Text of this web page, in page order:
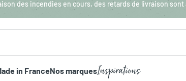
des incendies en cours, des retards de livraison sont
in FranceNos marquesInspirations